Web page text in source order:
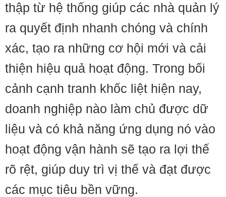
thập từ hệ thống giúp các nhà quản lý
ra quyết định nhanh chóng và chính
xác, tạo ra những cơ hội mới và cải
thiện hiệu quả hoạt động. Trong bối
cảnh cạnh tranh khốc liệt hiện nay,
doanh nghiệp nào làm chủ được dữ
liệu và có khả năng ứng dụng nó vào
hoạt động vận hành sẽ tạo ra lợi thế
rõ rệt, giúp duy trì vị thế và đạt được
các mục tiêu bền vững.